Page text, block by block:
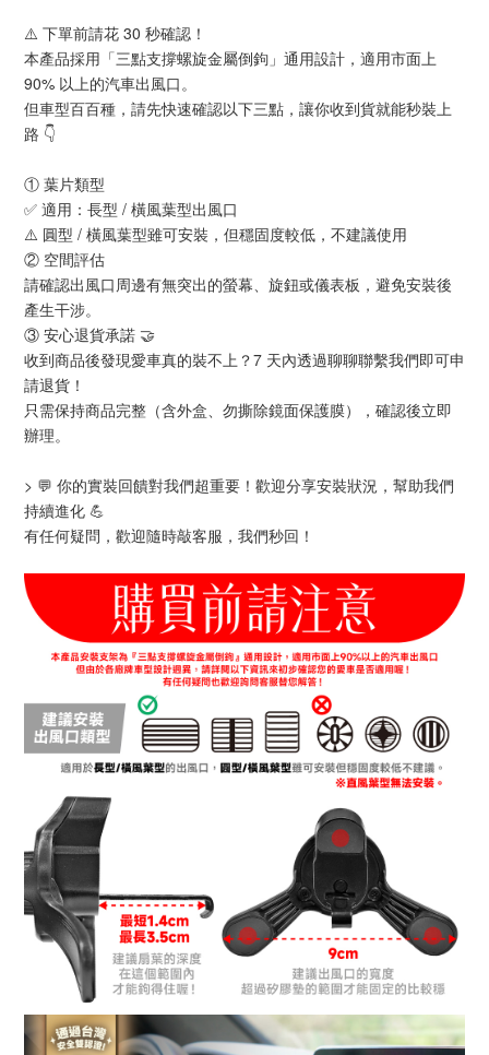
⚠️ 下單前請花 30 秒確認！
本產品採用「三點支撐螺旋金屬倒鉤」通用設計，適用市面上
90% 以上的汽車出風口。
但車型百百種，請先快速確認以下三點，讓你收到貨就能秒裝上
路 👇
① 葉片類型
✅ 適用：長型 / 橫風葉型出風口
⚠️ 圓型 / 橫風葉型雖可安裝，但穩固度較低，不建議使用
② 空間評估
請確認出風口周邊有無突出的螢幕、旋鈕或儀表板，避免安裝後
產生干涉。
③ 安心退貨承諾 🤝
收到商品後發現愛車真的裝不上？7 天內透過聊聊聯繫我們即可申
請退貨！
只需保持商品完整（含外盒、勿撕除鏡面保護膜），確認後立即
辦理。
> 💬 你的實裝回饋對我們超重要！歡迎分享安裝狀況，幫助我們
持續進化 💪
有任何疑問，歡迎隨時敲客服，我們秒回！